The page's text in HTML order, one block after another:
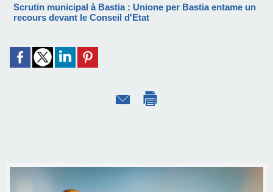
Scrutin municipal à Bastia : Unione per Bastia entame un
recours devant le Conseil d'Etat